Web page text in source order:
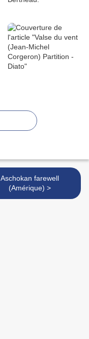
Aschokan farewell
(Amérique) >